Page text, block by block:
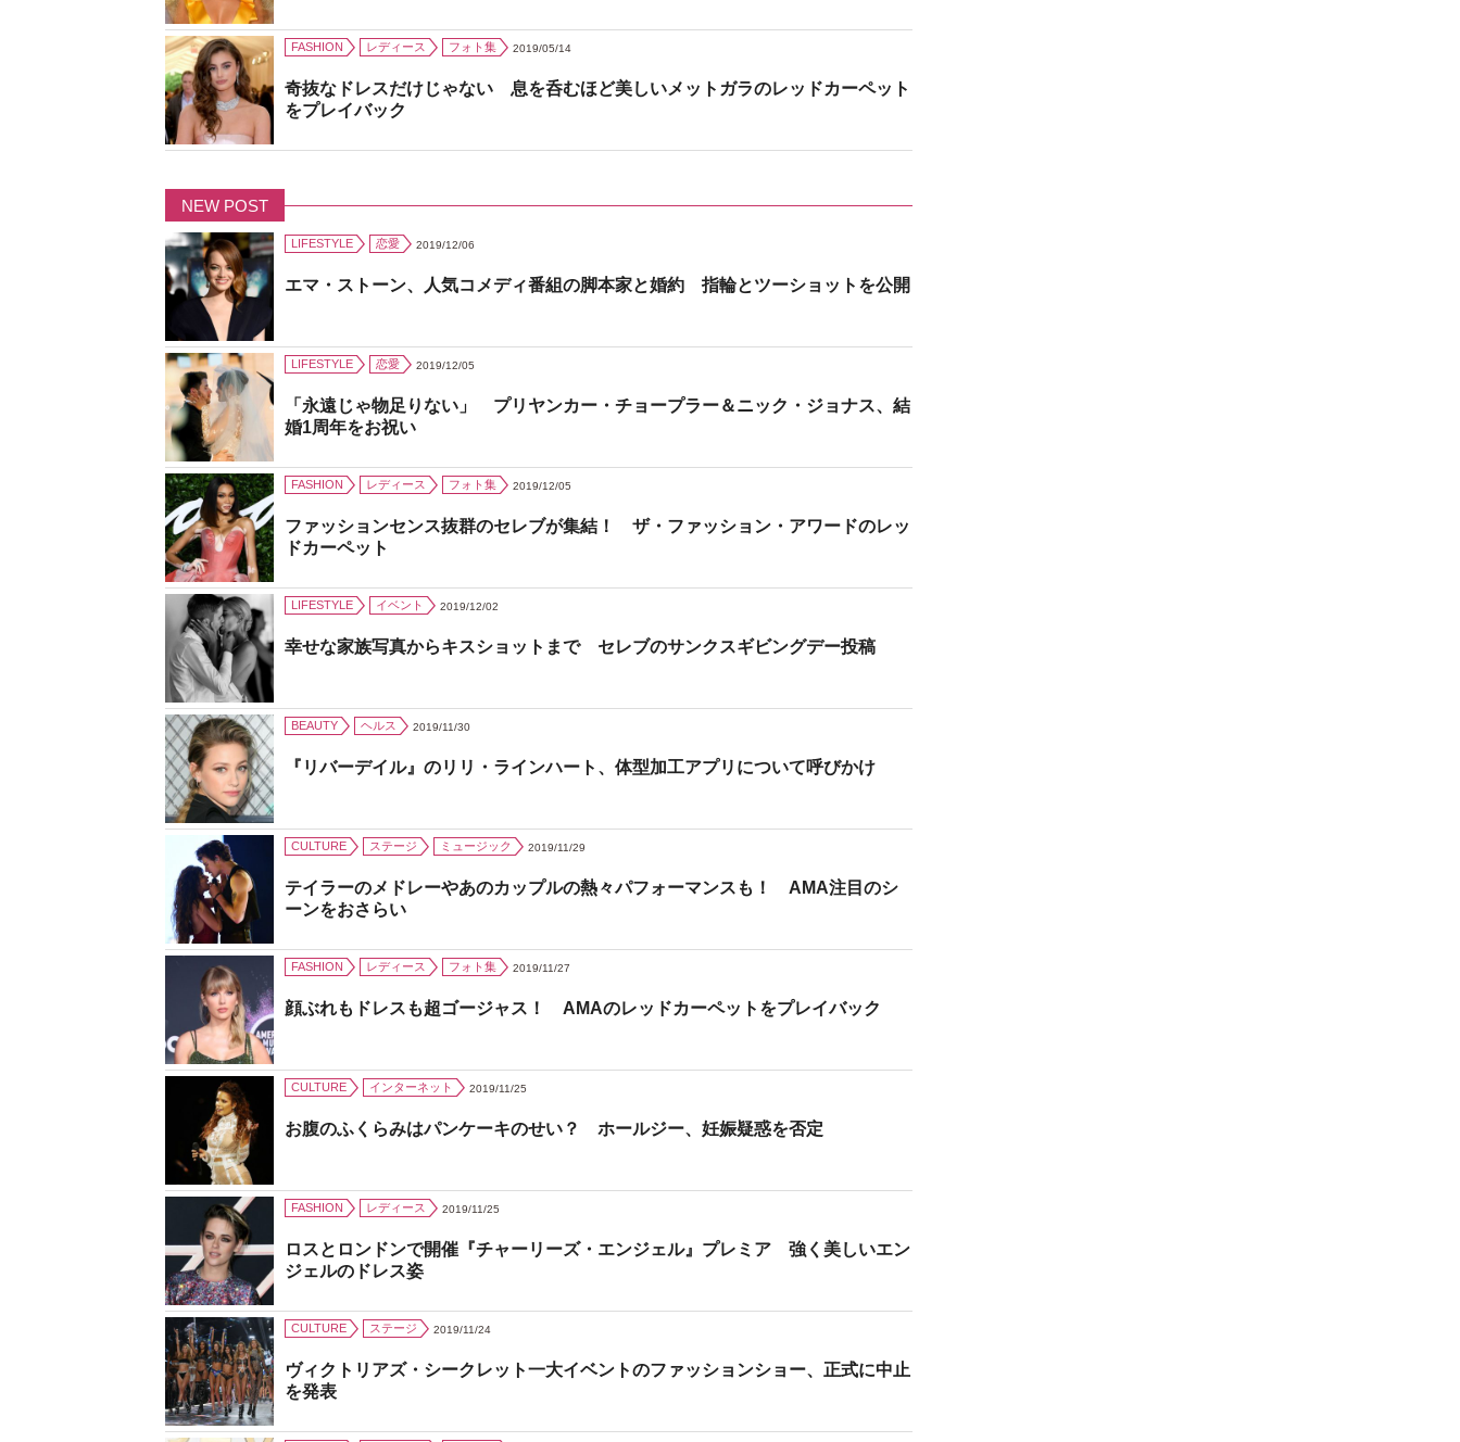
FASHION レディース フォト集 2019/05/14
奇抜なドレスだけじゃない 息を呑むほど美しいメットガラのレッドカーペット
をプレイバック
NEW POST
LIFESTYLE 恋愛 2019/12/06
エマ・ストーン、人気コメディ番組の脚本家と婚約 指輪とツーショットを公開
LIFESTYLE 恋愛 2019/12/05
「永遠じゃ物足りない」 プリヤンカー・チョープラー＆ニック・ジョナス、結
婚1周年をお祝い
FASHION レディース フォト集 2019/12/05
ファッションセンス抜群のセレブが集結！ ザ・ファッション・アワードのレッ
ドカーペット
LIFESTYLE イベント 2019/12/02
幸せな家族写真からキスショットまで セレブのサンクスギビングデー投稿
BEAUTY ヘルス 2019/11/30
『リバーデイル』のリリ・ラインハート、体型加工アプリについて呼びかけ
CULTURE ステージ ミュージック 2019/11/29
テイラーのメドレーやあのカップルの熱々パフォーマンスも！ AMA注目のシ
ーンをおさらい
FASHION レディース フォト集 2019/11/27
顔ぶれもドレスも超ゴージャス！ AMAのレッドカーペットをプレイバック
CULTURE インターネット 2019/11/25
お腹のふくらみはパンケーキのせい？ ホールジー、妊娠疑惑を否定
FASHION レディース 2019/11/25
ロスとロンドンで開催『チャーリーズ・エンジェル』プレミア 強く美しいエン
ジェルのドレス姿
CULTURE ステージ 2019/11/24
ヴィクトリアズ・シークレット一大イベントのファッションショー、正式に中止
を発表